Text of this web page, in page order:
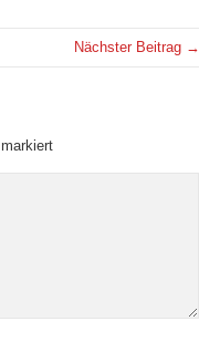
Nächster Beitrag →
markiert